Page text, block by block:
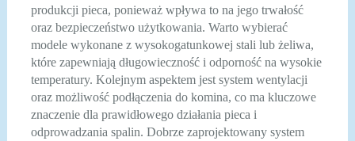
produkcji pieca, ponieważ wpływa to na jego trwałość
oraz bezpieczeństwo użytkowania. Warto wybierać
modele wykonane z wysokogatunkowej stali lub żeliwa,
które zapewniają długowieczność i odporność na wysokie
temperatury. Kolejnym aspektem jest system wentylacji
oraz możliwość podłączenia do komina, co ma kluczowe
znaczenie dla prawidłowego działania pieca i
odprowadzania spalin. Dobrze zaprojektowany system